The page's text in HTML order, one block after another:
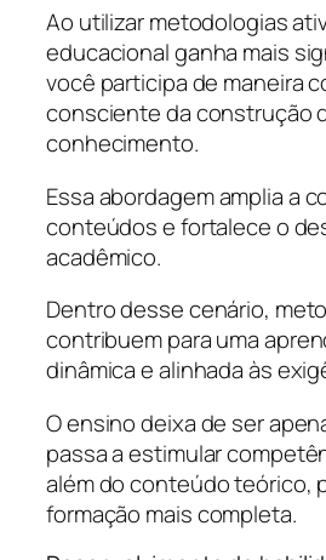
Ao utilizar metodologias
educacional ganha mais
você participa de maneira
consciente da construção
conhecimento.
Essa abordagem amplia a
conteúdos e fortalece o
acadêmico.
Dentro desse cenário,
contribuem para uma
dinâmica e alinhada às
O ensino deixa de ser
passa a estimular
além do conteúdo teórico,
formação mais completa.